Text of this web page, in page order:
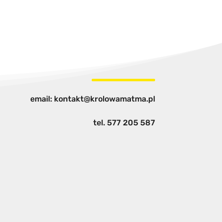
email: kontakt@krolowamatma.pl
tel. 577 205 587